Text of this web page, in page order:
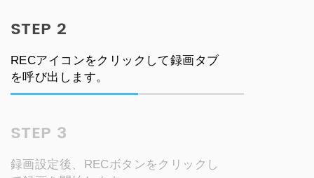
STEP 2
RECアイコンをクリックして録画タブ
を呼び出します。
STEP 3
録画設定後、RECボタンをクリックし